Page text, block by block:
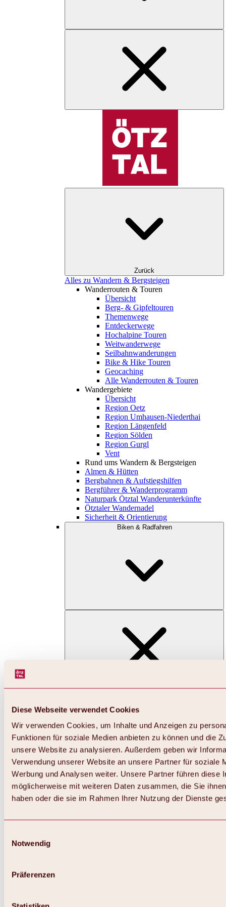
Diese Webseite verwendet Cookies
Wir verwenden Cookies, um Inhalte und Anzeigen zu
Funktionen für soziale Medien anbieten zu können und die
unsere Website zu analysieren. Außerdem geben wir
Verwendung unserer Website an unsere Partner für soziale
Werbung und Analysen weiter. Unsere Partner führen diese
möglicherweise mit weiteren Daten zusammen, die Sie
haben oder die sie im Rahmen Ihrer Nutzung der Dienste
Notwendig
Präferenzen
Zurück
Alles zu Wandern & Bergsteigen
Wanderrouten & Touren
Übersicht
Berg- & Gipfeltouren
Themenwege
Entdeckerwege
Hochalpine Touren
Weitwanderwege
Seilbahnwanderungen
Bike & Hike Touren
Geocaching
Alle Wanderrouten & Touren
Wandergebiete
Übersicht
Region Oetz
Region Umhausen-Niederthai
Region Längenfeld
Region Sölden
Region Gurgl
Vent
Rund ums Wandern & Bergsteigen
Almen & Hütten
Bergbahnen & Aufstiegshilfen
Bergführer & Wanderprogramm
Naturpark Ötztal Wanderunterkünfte
Ötztaler Wandernadel
Sicherheit & Orientierung
Biken & Radfahren